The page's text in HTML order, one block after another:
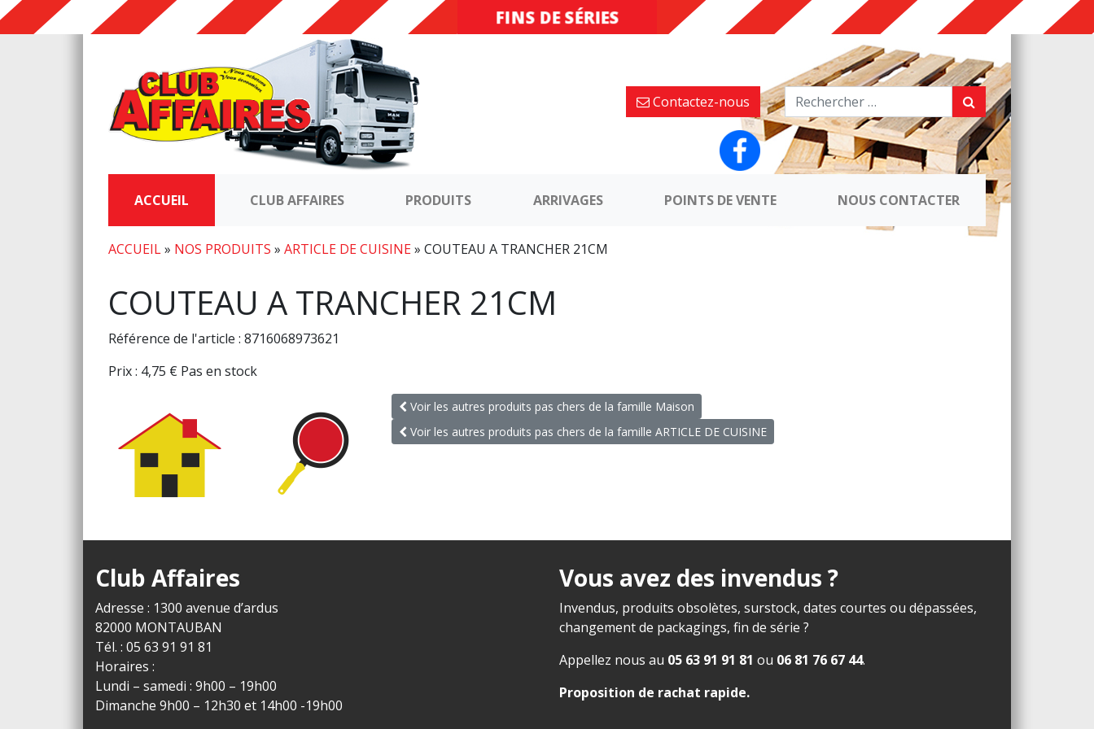
DESTOCKAGE
FINS DE SÉRIES
Contactez-nous
ACCUEIL CLUB AFFAIRES PRODUITS ARRIVAGES POINTS DE VENTE NOUS CONTACTER
ACCUEIL» NOS PRODUITS » ARTICLE DE CUISINE» COUTEAU A TRANCHER 21CM
COUTEAU A TRANCHER 21CM
Référence de l'article : 8716068973621
Prix : 4,75 € Pas en stock
Voir les autres produits pas chers de la famille Maison
Voir les autres produits pas chers de la famille ARTICLE DE CUISINE
Club Affaires
Adresse : 1300 avenue d’ardus
82000 MONTAUBAN
Tél. : 05 63 91 91 81
Horaires :
Lundi – samedi : 9h00 – 19h00
Dimanche 9h00 – 12h30 et 14h00 -19h00
Vous avez des invendus ?
Invendus, produits obsolètes, surstock, dates courtes ou dépassées,
changement de packagings, fin de série ?
Appellez nous au 05 63 91 91 81 ou 06 81 76 67 44.
Proposition de rachat rapide.